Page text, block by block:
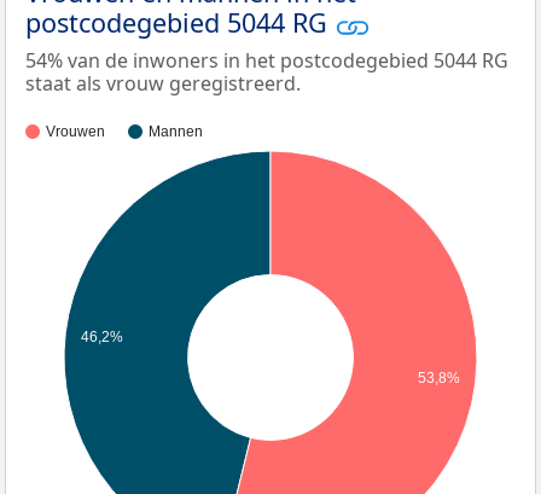
postcodegebied 5044 RG
54% van de inwoners in het postcodegebied 5044 RG
staat als vrouw geregistreerd.
Vrouwen Mannen
46,2%
53,8%